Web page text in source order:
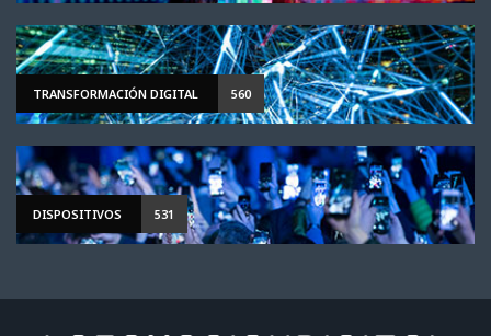
TRANSFORMACIÓN DIGITAL 560
DISPOSITIVOS 531